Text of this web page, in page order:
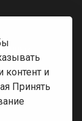
контент и
Принять